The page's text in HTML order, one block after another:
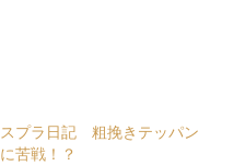
スプラ日記 粗挽きテッパン
に苦戦！？